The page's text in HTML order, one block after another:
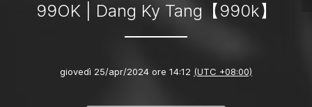
99OK | Dang Ky Tang【990k】
giovedì 25/apr/2024 ore 14:12 (UTC +08:00)